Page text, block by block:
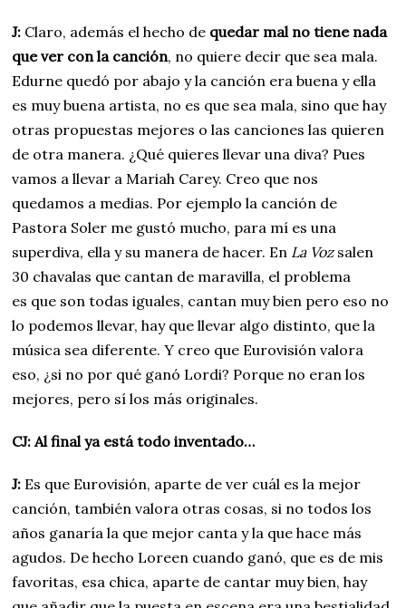
J: Claro, además el hecho de quedar mal no tiene nada
que ver con la canción, no quiere decir que sea mala.
Edurne quedó por abajo y la canción era buena y ella
es muy buena artista, no es que sea mala, sino que hay
otras propuestas mejores o las canciones las quieren
de otra manera. ¿Qué quieres llevar una diva? Pues
vamos a llevar a Mariah Carey. Creo que nos
quedamos a medias. Por ejemplo la canción de
Pastora Soler me gustó mucho, para mí es una
superdiva, ella y su manera de hacer. En La Vozsalen
30 chavalas que cantan de maravilla, el problema
es que son todas iguales, cantan muy bien pero eso no
lo podemos llevar, hay que llevar algo distinto, que la
música sea diferente. Y creo que Eurovisión valora
eso, ¿si no por qué ganó Lordi? Porque no eran los
mejores, pero sí los más originales.
CJ: Al final ya está todo inventado…
J: Es que Eurovisión, aparte de ver cuál es la mejor
canción, también valora otras cosas, si no todos los
años ganaría la que mejor canta y la que hace más
agudos. De hecho Loreen cuando ganó, que es de mis
favoritas, esa chica, aparte de cantar muy bien, hay